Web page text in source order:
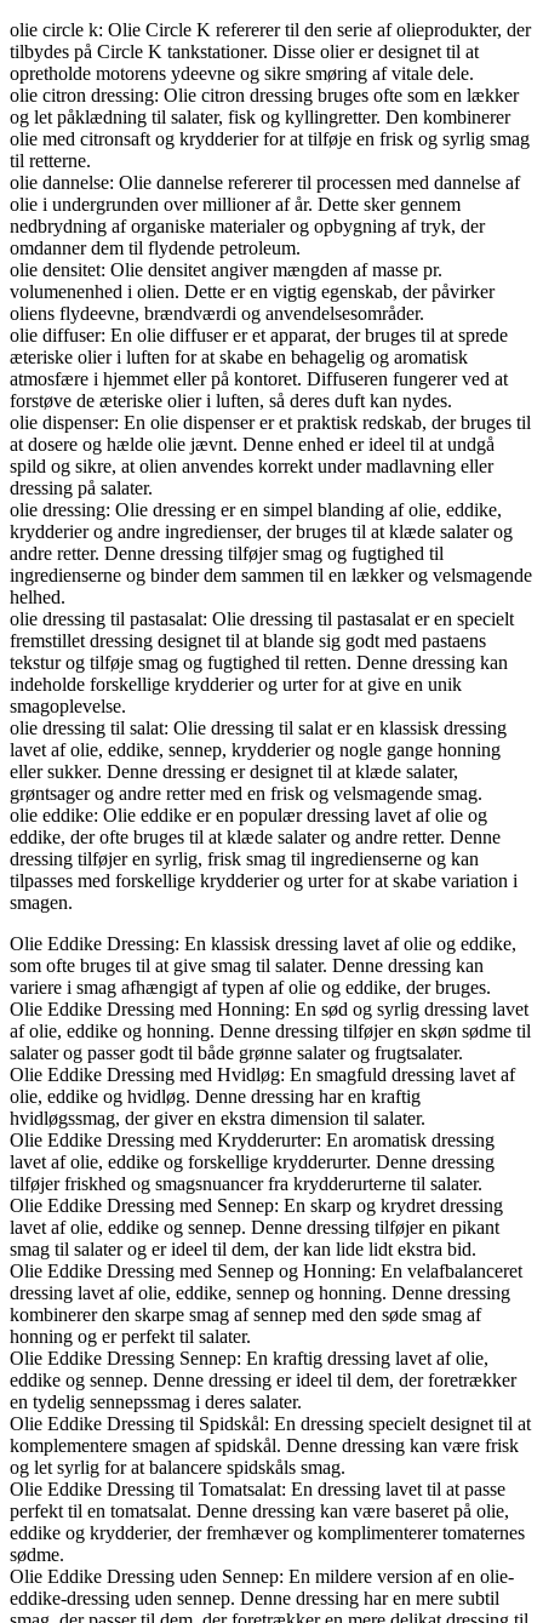
olie circle k: Olie Circle K refererer til den serie af olieprodukter, der
tilbydes på Circle K tankstationer. Disse olier er designet til at
opretholde motorens ydeevne og sikre smøring af vitale dele.
olie citron dressing: Olie citron dressing bruges ofte som en lækker
og let påklædning til salater, fisk og kyllingretter. Den kombinerer
olie med citronsaft og krydderier for at tilføje en frisk og syrlig smag
til retterne.
olie dannelse: Olie dannelse refererer til processen med dannelse af
olie i undergrunden over millioner af år. Dette sker gennem
nedbrydning af organiske materialer og opbygning af tryk, der
omdanner dem til flydende petroleum.
olie densitet: Olie densitet angiver mængden af masse pr.
volumenenhed i olien. Dette er en vigtig egenskab, der påvirker
oliens flydeevne, brændværdi og anvendelsesområder.
olie diffuser: En olie diffuser er et apparat, der bruges til at sprede
æteriske olier i luften for at skabe en behagelig og aromatisk
atmosfære i hjemmet eller på kontoret. Diffuseren fungerer ved at
forstøve de æteriske olier i luften, så deres duft kan nydes.
olie dispenser: En olie dispenser er et praktisk redskab, der bruges til
at dosere og hælde olie jævnt. Denne enhed er ideel til at undgå
spild og sikre, at olien anvendes korrekt under madlavning eller
dressing på salater.
olie dressing: Olie dressing er en simpel blanding af olie, eddike,
krydderier og andre ingredienser, der bruges til at klæde salater og
andre retter. Denne dressing tilføjer smag og fugtighed til
ingredienserne og binder dem sammen til en lækker og velsmagende
helhed.
olie dressing til pastasalat: Olie dressing til pastasalat er en specielt
fremstillet dressing designet til at blande sig godt med pastaens
tekstur og tilføje smag og fugtighed til retten. Denne dressing kan
indeholde forskellige krydderier og urter for at give en unik
smagoplevelse.
olie dressing til salat: Olie dressing til salat er en klassisk dressing
lavet af olie, eddike, sennep, krydderier og nogle gange honning
eller sukker. Denne dressing er designet til at klæde salater,
grøntsager og andre retter med en frisk og velsmagende smag.
olie eddike: Olie eddike er en populær dressing lavet af olie og
eddike, der ofte bruges til at klæde salater og andre retter. Denne
dressing tilføjer en syrlig, frisk smag til ingredienserne og kan
tilpasses med forskellige krydderier og urter for at skabe variation i
smagen.
Olie Eddike Dressing: En klassisk dressing lavet af olie og eddike,
som ofte bruges til at give smag til salater. Denne dressing kan
variere i smag afhængigt af typen af olie og eddike, der bruges.
Olie Eddike Dressing med Honning: En sød og syrlig dressing lavet
af olie, eddike og honning. Denne dressing tilføjer en skøn sødme til
salater og passer godt til både grønne salater og frugtsalater.
Olie Eddike Dressing med Hvidløg: En smagfuld dressing lavet af
olie, eddike og hvidløg. Denne dressing har en kraftig
hvidløgssmag, der giver en ekstra dimension til salater.
Olie Eddike Dressing med Krydderurter: En aromatisk dressing
lavet af olie, eddike og forskellige krydderurter. Denne dressing
tilføjer friskhed og smagsnuancer fra krydderurterne til salater.
Olie Eddike Dressing med Sennep: En skarp og krydret dressing
lavet af olie, eddike og sennep. Denne dressing tilføjer en pikant
smag til salater og er ideel til dem, der kan lide lidt ekstra bid.
Olie Eddike Dressing med Sennep og Honning: En velafbalanceret
dressing lavet af olie, eddike, sennep og honning. Denne dressing
kombinerer den skarpe smag af sennep med den søde smag af
honning og er perfekt til salater.
Olie Eddike Dressing Sennep: En kraftig dressing lavet af olie,
eddike og sennep. Denne dressing er ideel til dem, der foretrækker
en tydelig sennepssmag i deres salater.
Olie Eddike Dressing til Spidskål: En dressing specielt designet til at
komplementere smagen af spidskål. Denne dressing kan være frisk
og let syrlig for at balancere spidskåls smag.
Olie Eddike Dressing til Tomatsalat: En dressing lavet til at passe
perfekt til en tomatsalat. Denne dressing kan være baseret på olie,
eddike og krydderier, der fremhæver og komplimenterer tomaternes
sødme.
Olie Eddike Dressing uden Sennep: En mildere version af en olie-
eddike-dressing uden sennep. Denne dressing har en mere subtil